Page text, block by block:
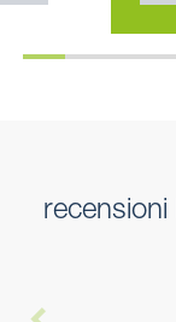
recensioni